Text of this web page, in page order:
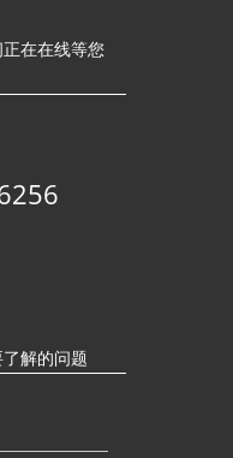
在在线等您
解的问题